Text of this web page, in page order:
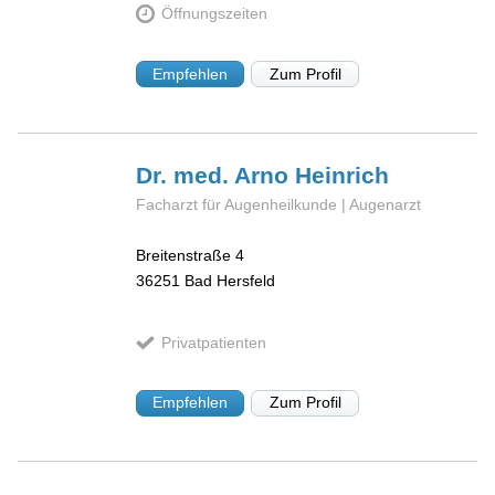
Öffnungszeiten
Empfehlen Zum Profil
Dr. med. Arno Heinrich
Facharzt für Augenheilkunde | Augenarzt
Breitenstraße 4
36251 Bad Hersfeld
Privatpatienten
Empfehlen Zum Profil